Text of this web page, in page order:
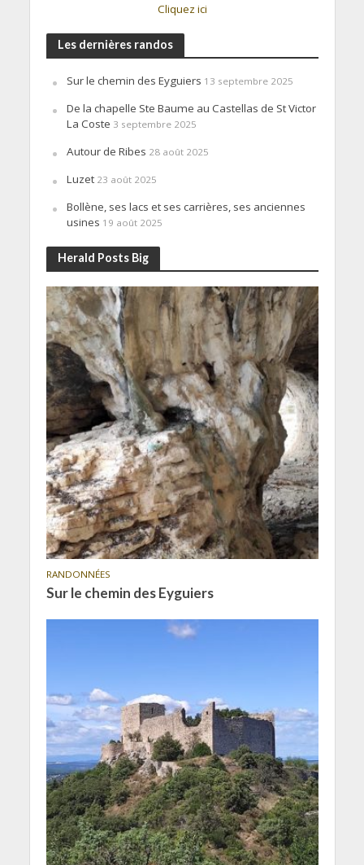
Cliquez ici
Les dernières randos
Sur le chemin des Eyguiers 13 septembre 2025
De la chapelle Ste Baume au Castellas de St Victor
La Coste 3 septembre 2025
Autour de Ribes 28 août 2025
Luzet 23 août 2025
Bollène, ses lacs et ses carrières, ses anciennes
usines 19 août 2025
Herald Posts Big
RANDONNÉES
Sur le chemin des Eyguiers